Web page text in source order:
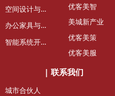
空
间设计与装修
办
公家具与租赁
智
能系统开发维护
优客美智
美城新产业
优客美策
优客美服
城市合伙人
| 联系我们